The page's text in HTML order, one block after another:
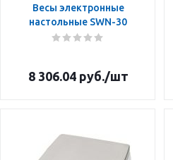
Весы электронные
настольные SWN-30
8 306.04руб./шт